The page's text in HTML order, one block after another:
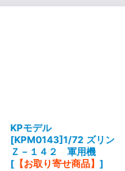
KPモデル
[KPM0143]1/72 ズリン
Ｚ－１４２ 軍用機
[ 【お取り寄せ商品】 ]